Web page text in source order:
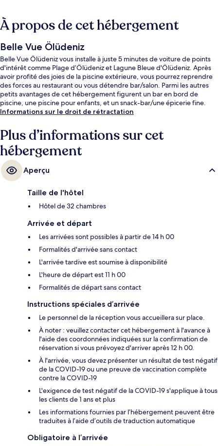
À propos de cet hébergement
Belle Vue Ölüdeniz
Belle Vue Ölüdeniz vous installe à juste 5 minutes de voiture de points
d'intérêt comme Plage d’Ölüdeniz et Lagune Bleue d'Ölüdeniz. Après
avoir profité des joies de la piscine extérieure, vous pourrez reprendre
des forces au restaurant ou vous détendre bar/salon. Parmi les autres
petits avantages de cet hébergement figurent un bar en bord de
piscine, une piscine pour enfants, et un snack-bar/une épicerie fine.
Informations sur le droit de rétractation
Plus d’informations sur cet
hébergement
Aperçu
Taille de l'hôtel
Hôtel de 32 chambres
Arrivée et départ
Les arrivées sont possibles à partir de 14 h 00
Formalités d'arrivée sans contact
L'arrivée tardive est soumise à disponibilité
L'heure de départ est 11 h 00
Formalités de départ sans contact
Instructions spéciales d’arrivée
Le personnel de la réception vous accueillera sur place.
À noter : veuillez contacter cet hébergement à l'avance à
l'aide des coordonnées indiquées sur la confirmation de
réservation si vous prévoyez d'arriver après 12 h 00.
À l'arrivée, vous devez présenter un résultat de test négatif
de la COVID-19 ou une preuve de vaccination complète
contre la COVID-19
L'exigence de test négatif de la COVID-19 s'applique à tous
les clients de 1 ans et plus
Les informations fournies par l’hébergement peuvent être
traduites à l’aide d’outils de traduction automatique
Obligatoire à l’arrivée